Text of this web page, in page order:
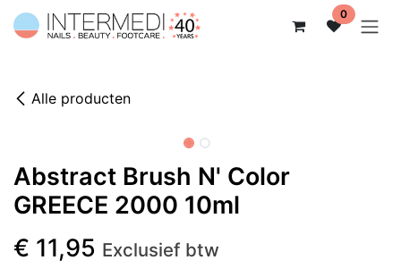
Overslaan naar inhoud 0
Alle producten
Abstract Brush N' Color
GREECE 2000 10ml
€ 11,95 Exclusief btw